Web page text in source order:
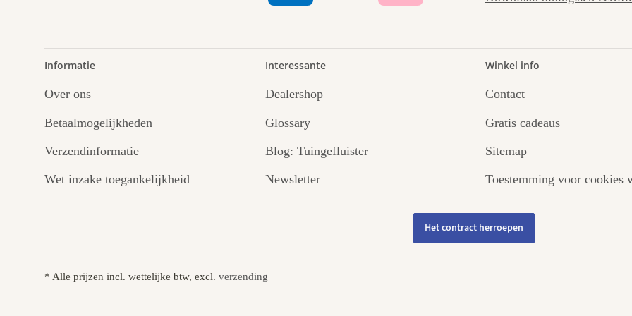
Informatie
Over ons
Betaalmogelijkheden
Verzendinformatie
Wet inzake toegankelijkheid
Interessante
Dealershop
Glossary
Blog: Tuingefluister
Newsletter
Winkel info
Contact
Gratis cadeaus
Sitemap
Toestemming voor cookies
Het contract herroepen
* Alle prijzen incl. wettelijke btw, excl. verzending